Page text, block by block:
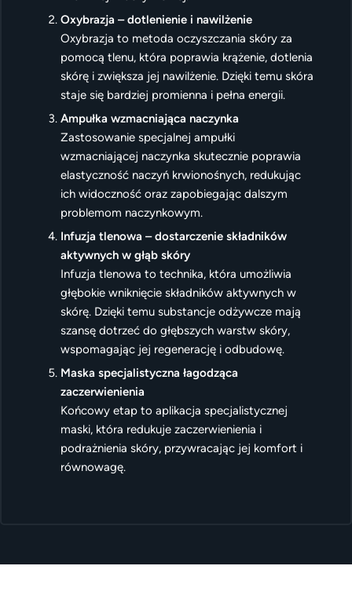
Oxybrazja – dotlenienie i nawilżenie
Oxybrazja to metoda oczyszczania skóry za
pomocą tlenu, która poprawia krążenie, dotlenia
skórę i zwiększa jej nawilżenie. Dzięki temu skóra
staje się bardziej promienna i pełna energii.
Ampułka wzmacniająca naczynka
Zastosowanie specjalnej ampułki
wzmacniającej naczynka skutecznie poprawia
elastyczność naczyń krwionośnych, redukując
ich widoczność oraz zapobiegając dalszym
problemom naczynkowym.
Infuzja tlenowa – dostarczenie składników
aktywnych w głąb skóry
Infuzja tlenowa to technika, która umożliwia
głębokie wniknięcie składników aktywnych w
skórę. Dzięki temu substancje odżywcze mają
szansę dotrzeć do głębszych warstw skóry,
wspomagając jej regenerację i odbudowę.
Maska specjalistyczna łagodząca
zaczerwienienia
Końcowy etap to aplikacja specjalistycznej
maski, która redukuje zaczerwienienia i
podrażnienia skóry, przywracając jej komfort i
równowagę.